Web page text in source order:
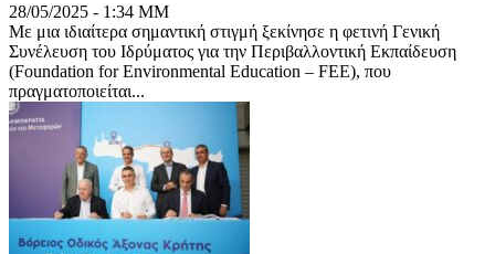
28/05/2025 - 1:34 ΜΜ
Με μια ιδιαίτερα σημαντική στιγμή ξεκίνησε η φετινή Γενική
Συνέλευση του Ιδρύματος για την Περιβαλλοντική Εκπαίδευση
(Foundation for Environmental Education – FEE), που
πραγματοποιείται...